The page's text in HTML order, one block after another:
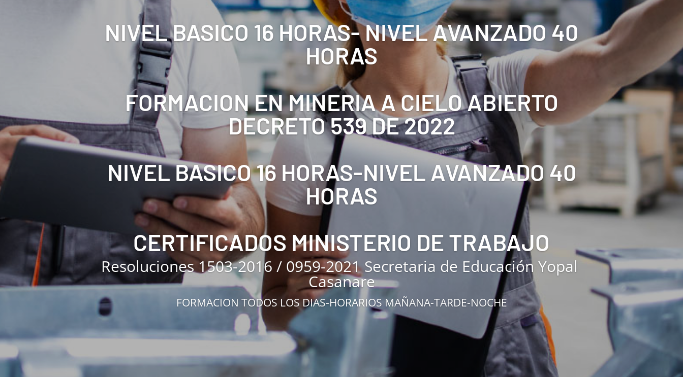
NIVEL BASICO 16 HORAS- NIVEL AVANZADO 40
HORAS
FORMACION EN MINERIA A CIELO ABIERTO
DECRETO 539 DE 2022
NIVEL BASICO 16 HORAS-NIVEL AVANZADO 40
HORAS
CERTIFICADOS MINISTERIO DE TRABAJO
Resoluciones 1503-2016 / 0959-2021 Secretaria de Educación Yopal
Casanare
FORMACION TODOS LOS DIAS-HORARIOS MAÑANA-TARDE-NOCHE